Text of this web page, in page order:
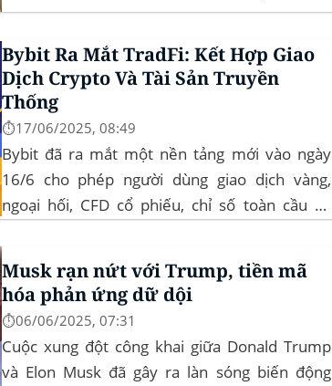
cực Xu hướng: BTC giữ vững 104 k USD sẽ
củng cố đà đi ngang-tích lũy, tạo bàn đạp cho
altcoin...
Bybit Ra Mắt TradFi: Kết Hợp Giao
Dịch Crypto Và Tài Sản Truyền
Thống
⏱️17/06/2025, 08:49
Bybit đã ra mắt một nền tảng mới vào ngày
16/6 cho phép người dùng giao dịch vàng,
ngoại hối, CFD cổ phiếu, chỉ số toàn cầu và
đây là lần đầu tiên một sàn giao dịch tiền mã
hóa...
Musk rạn nứt với Trump, tiền mã
hóa phản ứng dữ dội
⏱️06/06/2025, 07:31
Cuộc xung đột công khai giữa Donald Trump
và Elon Musk đã gây ra làn sóng biến động